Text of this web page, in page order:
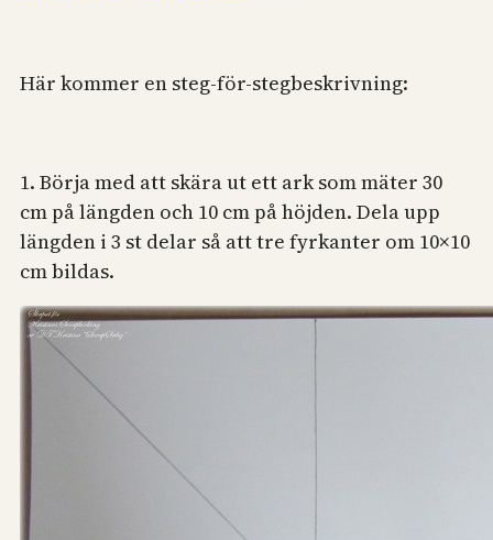
Här kommer en steg-för-stegbeskrivning:
1. Börja med att skära ut ett ark som mäter 30
cm på längden och 10 cm på höjden. Dela upp
längden i 3 st delar så att tre fyrkanter om 10×10
cm bildas.